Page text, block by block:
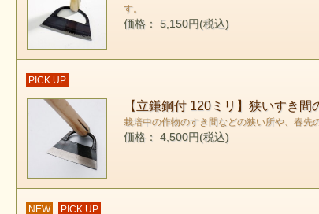
す。
価格： 5,150円(税込)
PICK UP
【立鎌鋼付 120ミリ】狭いすき
栽培中の作物のすき間などの狭い所や、春先
価格： 4,500円(税込)
NEW PICK UP